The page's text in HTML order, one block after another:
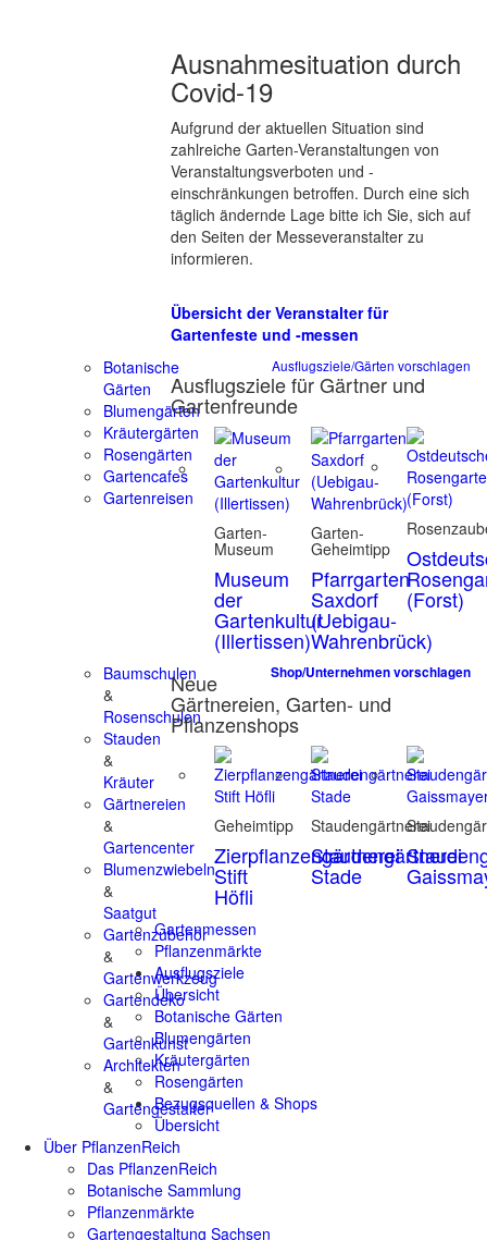
Ausnahmesituation durch
Covid-19
Aufgrund der aktuellen Situation sind
zahlreiche Garten-Veranstaltungen von
Veranstaltungsverboten und -
einschränkungen betroffen. Durch eine sich
täglich ändernde Lage bitte ich Sie, sich auf
den Seiten der Messeveranstalter zu
informieren.
Übersicht der Veranstalter für
Gartenfeste und -messen
Botanische
Gärten
Blumengärten
Kräutergärten
Rosengärten
Gartencafes
Gartenreisen
Ausflugsziele/Gärten vorschlagen
Ausflugsziele für Gärtner und
Gartenfreunde
Garten-
Museum
Museum
der
Gartenkultur
(Illertissen)
Garten-
Geheimtipp
Pfarrgarten
Saxdorf
(Uebigau-
Wahrenbrück)
(Forst)
Baumschulen
&
Rosenschulen
Stauden
&
Kräuter
Gärtnereien
&
Gartencenter
Blumenzwiebeln
&
Saatgut
Gartenzubehör
&
Gartenwerkzeug
Gartendeko
&
Gartenkunst
Architekten
&
Gartengestalter
Shop/Unternehmen vorschlagen
Neue
Gärtnereien, Garten- und
Pflanzenshops
Geheimtipp
Zierpflanzengärtnerei
Stift
Höfli
Staudengärtnerei
Staudengärtnerei
Stade
Gartenmessen
Pflanzenmärkte
Ausflugsziele
Übersicht
Botanische Gärten
Blumengärten
Kräutergärten
Rosengärten
Bezugsquellen & Shops
Übersicht
Über PflanzenReich
Das PflanzenReich
Botanische Sammlung
Pflanzenmärkte
Gartengestaltung Sachsen